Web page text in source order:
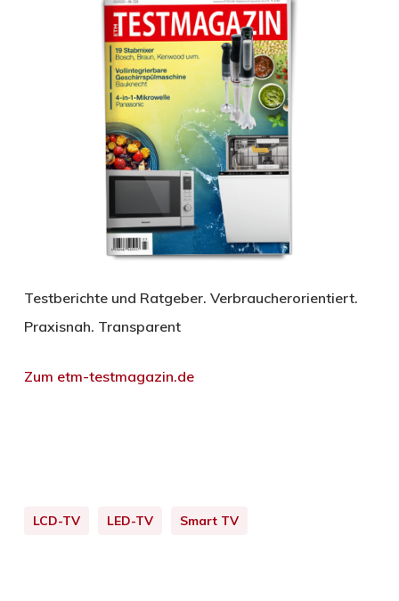
Testberichte und Ratgeber. Verbraucherorientiert.
Praxisnah. Transparent
Zum etm-testmagazin.de
LCD-TV LED-TV Smart TV